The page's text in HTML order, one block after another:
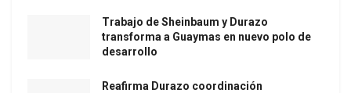
Trabajo de Sheinbaum y Durazo
transforma a Guaymas en nuevo polo de
desarrollo
Reafirma Durazo coordinación